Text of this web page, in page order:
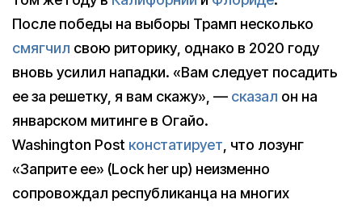
После победы на выборы Трамп несколько
смягчил свою риторику, однако в 2020 году
вновь усилил нападки. «Вам следует посадить
ее за решетку, я вам скажу», — сказал он на
январском митинге в Огайо.
Washington Post констатирует, что лозунг
«Заприте ее» (Lock her up) неизменно
сопровождал республиканца на многих